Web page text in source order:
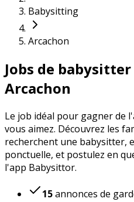
Babysitting
Arcachon
Jobs de
Arcachon
Le job idéal pour gagner de
vous aimez. Découvrez les
recherchent une babysitter,
ponctuelle, et postulez en
l'app Babysittor.
15annonces de